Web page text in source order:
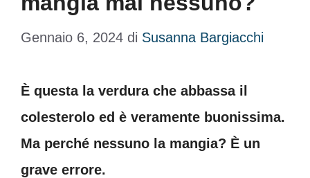
Gennaio 6, 2024 di Susanna Bargiacchi
È questa la verdura che abbassa il
colesterolo ed è veramente buonissima.
Ma perché nessuno la mangia? È un
grave errore.